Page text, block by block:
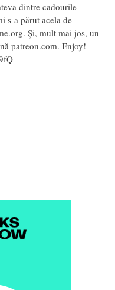
dintre cadourile
s-a părut acela de
Și, mult mai jos, un
patreon.com. Enjoy!